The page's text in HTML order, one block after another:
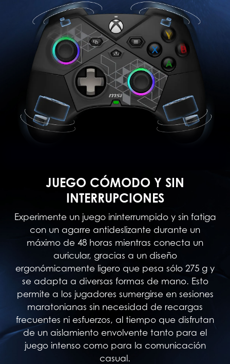
JUEGO CÓMODO Y SIN
INTERRUPCIONES
Experimente un juego ininterrumpido y sin fatiga
con un agarre antideslizante durante un
máximo de 48 horas mientras conecta un
auricular, gracias a un diseño
ergonómicamente ligero que pesa sólo 275 g y
se adapta a diversas formas de mano. Esto
permite a los jugadores sumergirse en sesiones
maratonianas sin necesidad de recargas
frecuentes ni esfuerzos, al tiempo que disfrutan
de un aislamiento envolvente tanto para el
juego intenso como para la comunicación
casual.